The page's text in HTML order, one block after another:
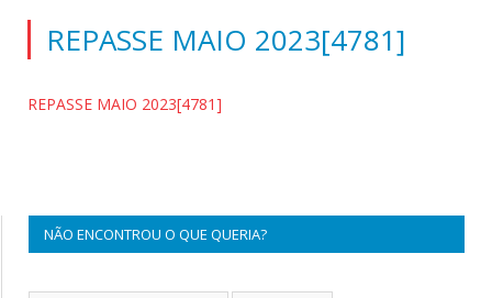
REPASSE MAIO 2023[4781]
REPASSE MAIO 2023[4781]
NÃO ENCONTROU O QUE QUERIA?